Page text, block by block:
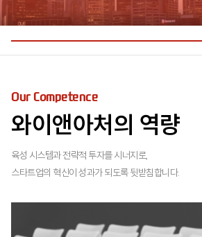
Our Competence
와이앤아처의 역량
육성 시스템과 전략적 투자를 시너지로,
스타트업의 혁신이 성과가 되도록 뒷받침합니다.